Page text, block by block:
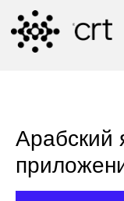
РАЗРАБОТЧИКИ №1 В ТЮМЕНИ
Арабский